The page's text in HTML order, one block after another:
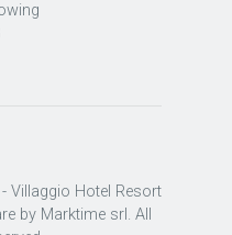
Villaggio Hotel Resort
by Marktime srl. All